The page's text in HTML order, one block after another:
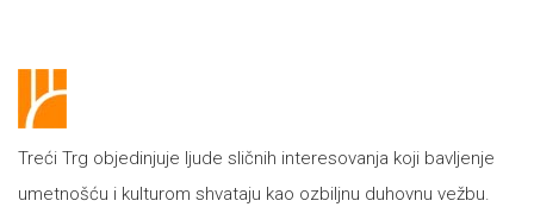
Treći Trg objedinjuje ljude sličnih interesovanja koji bavljenje
umetnošću i kulturom shvataju kao ozbiljnu duhovnu vežbu.